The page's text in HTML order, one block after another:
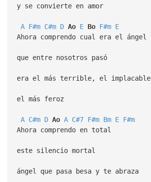
y se convierte en amor
A F#m C#m D Ao E Bo F#m E
Ahora comprendo cual era el ángel
que entre nosotros pasó
era el más terrible, el implacable
el más feroz
A C#m D Ao A C#7 F#m Bm E F#m
Ahora comprendo en total
este silencio mortal
ángel que pasa besa y te abraza